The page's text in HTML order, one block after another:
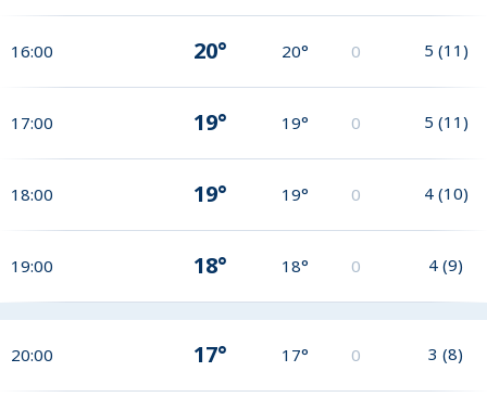
16:00 20° 20° 0 5 (11)
17:00 19° 19° 0 5 (11)
18:00 19° 19° 0 4 (10)
19:00 18° 18° 0 4 (9)
20:00 17° 17° 0 3 (8)